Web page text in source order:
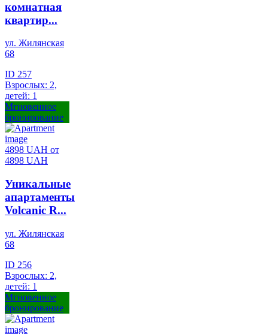
комнатная
квартир...
ул. Жилянская
68
ID 257
Взрослых: 2,
детей: 1
Мгновенное
бронирование
4898 UAH от
4898 UAH
Уникальные
апартаменты
Volcanic R...
ул. Жилянская
68
ID 256
Взрослых: 2,
детей: 1
Мгновенное
бронирование